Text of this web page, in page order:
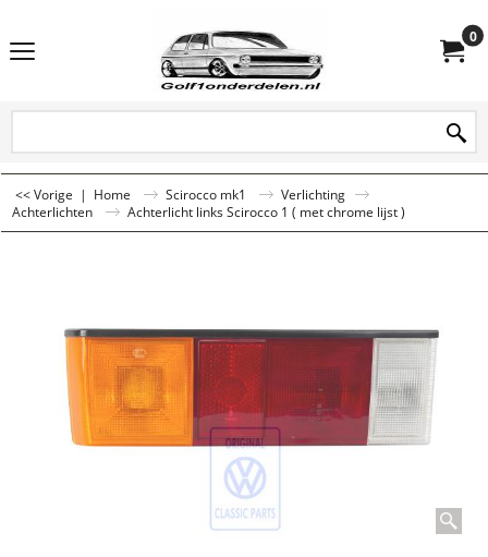
0
<< Vorige | Home Scirocco mk1
Verlichting
Achterlichten
Achterlicht links Scirocco 1 ( met chrome lijst )